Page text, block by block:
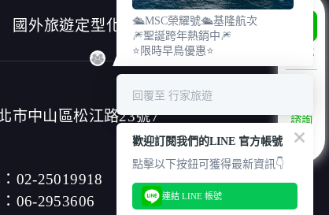
期、性別、行業等相關資料，當您註冊
時間、使用的瀏覽器、瀏覽及點選資料
您的個人資料，否則本網站不會也無
於您主動提供的個人資訊，這些廣告廠
明是由本公司發送，也會在該資料或
國外旅遊定型化契約書
市中山區松江路23號7
02-25019918
06-2953606
LINE
諮詢
專線
🛳️MSC榮耀號🛳️基隆航次
🎆聖誕跨年熱銷中🎆
⭐限時早鳥優惠⭐
回覆至 行家旅遊
歡迎訂閱我們的LINE 官方帳號
點擊以下按鈕可獲得最新資訊👇
連結 LINE 帳號